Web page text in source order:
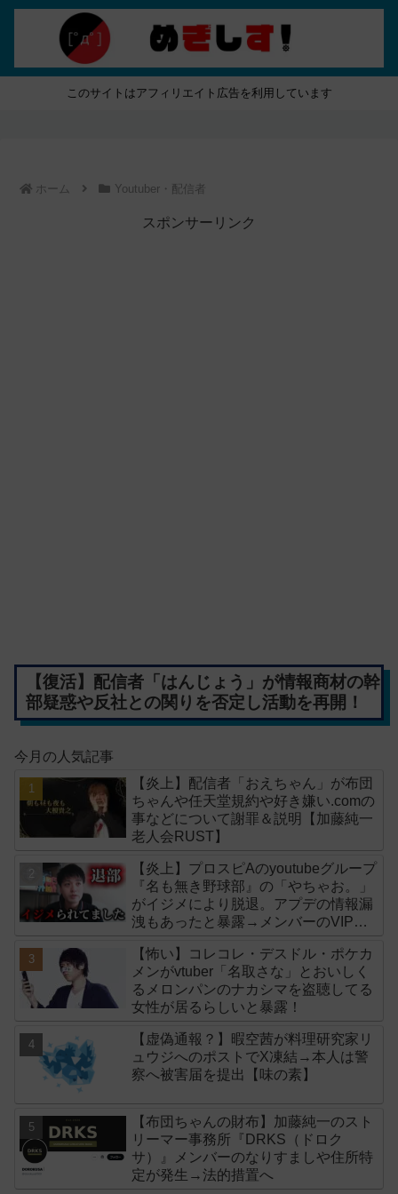
このサイトはアフィリエイト広告を利用しています
ホーム Youtuber・配信者
スポンサーリンク
【復活】配信者「はんじょう」が情報商材の幹
部疑惑や反社との関りを否定し活動を再開！
今月の人気記事
【炎上】配信者「おえちゃん」が布団
ちゃんや任天堂規約や好き嫌い.comの
事などについて謝罪＆説明【加藤純一
老人会RUST】
【炎上】プロスピAのyoutubeグループ
『名も無き野球部』の「やちゃお。」
がイジメにより脱退。アプデの情報漏
洩もあったと暴露→メンバーのVIPが
【怖い】コレコレ・デスドル・ポケカ
メンがvtuber「名取さな」とおいしく
るメロンパンのナカシマを盗聴してる
女性が居るらしいと暴露！
【虚偽通報？】暇空茜が料理研究家リ
ュウジへのポストでX凍結→本人は警
察へ被害届を提出【味の素】
【布団ちゃんの財布】加藤純一のスト
リーマー事務所『DRKS（ドロク
サ）』メンバーのなりすましや住所特
定が発生→法的措置へ